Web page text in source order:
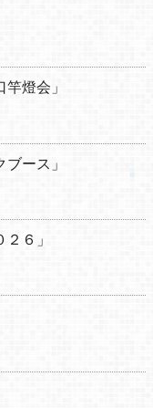
燈会」
ース」
２６」